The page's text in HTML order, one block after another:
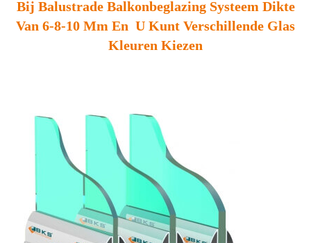
Bij Balustrade Balkonbeglazing Systeem Dikte
Van 6-8-10 Mm En U Kunt Verschillende Glas
Kleuren Kiezen